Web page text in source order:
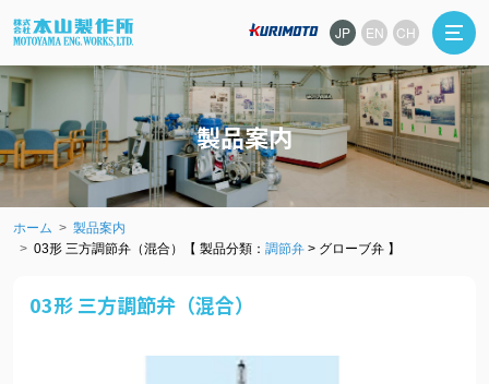
JP EN CH
製品案内
ホーム
製品案内
03形 三方調節弁（混合）【 製品分類： 調節弁 > グローブ弁 】
03形 三方調節弁（混合）